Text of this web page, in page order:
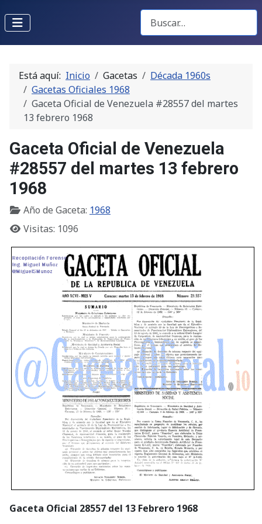
Buscar Gacetas
Está aquí: Inicio Gacetas
Década 1960s
Gacetas Oficiales 1968
Gaceta Oficial de Venezuela #28557 del martes
13 febrero 1968
Gaceta Oficial de Venezuela
#28557 del martes 13 febrero
1968
Año de Gaceta: 1968
Visitas: 1096
Gaceta Oficial 28557 del 13 Febrero 1968